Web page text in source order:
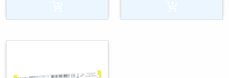
|
B-
hoeveelheid